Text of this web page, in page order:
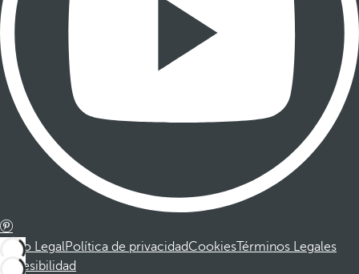
Aviso LegalPolítica de privacidadCookiesTérminos Legales
Accesibilidad